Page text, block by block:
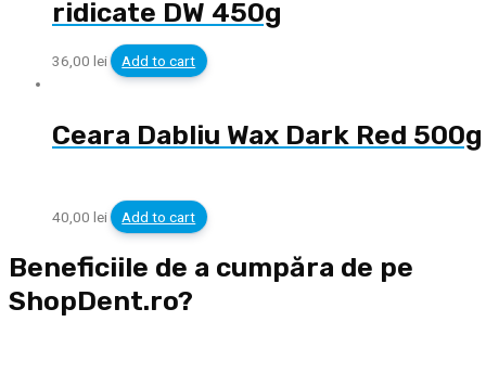
ridicate DW 450g
36,00 lei Add to cart
Ceara Dabliu Wax Dark Red 500g
40,00 lei Add to cart
Beneficiile de a cumpăra de pe
ShopDent.ro?